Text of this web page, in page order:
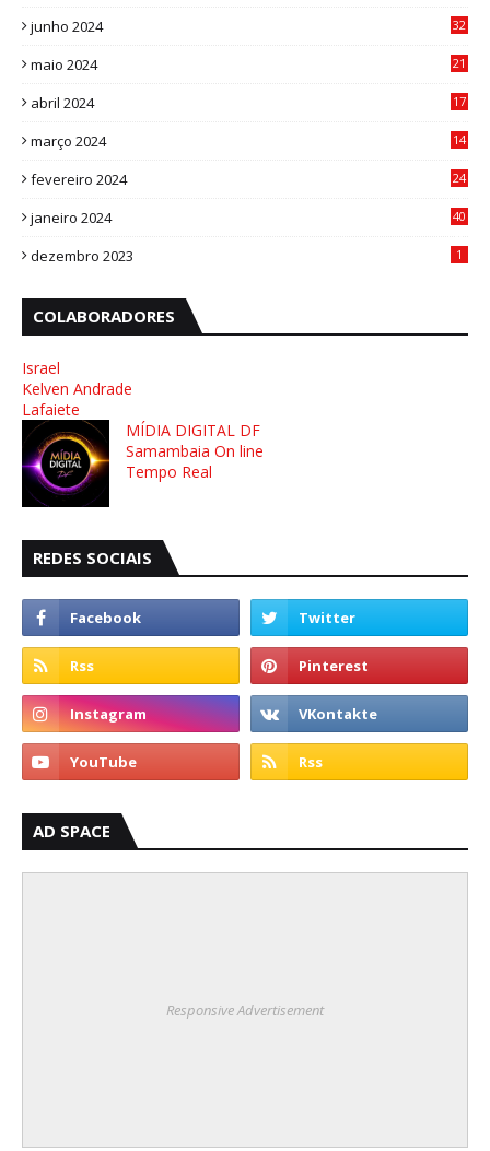
junho 2024
32
maio 2024
21
abril 2024
17
março 2024
14
fevereiro 2024
24
janeiro 2024
40
dezembro 2023 1
COLABORADORES
Israel
Kelven Andrade
Lafaiete
MÍDIA DIGITAL DF
Samambaia On line
Tempo Real
REDES SOCIAIS
AD SPACE
Responsive Advertisement